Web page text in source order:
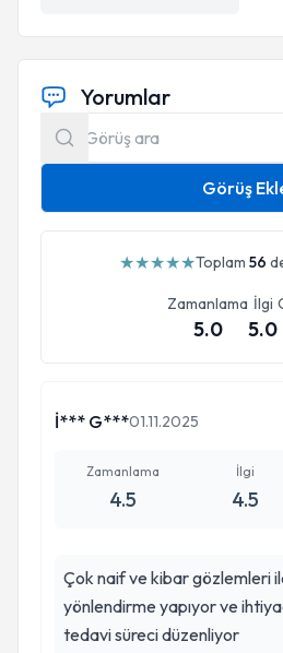
Yorumlar
Görüş
★★★★★Toplam 56
Zamanlama
5.0
İlgi
5.0
İ*** G***01.11.2025
Zamanlama
4.5
İlgi
4.5
Çok naif ve kibar gözlemleri
yönlendirme yapıyor ve
tedavi süreci düzenliyor